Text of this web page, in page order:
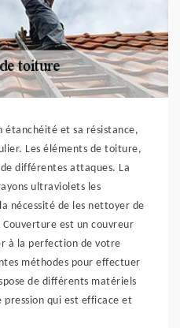
étanchéité et sa résistance,
Les éléments de toiture,
différentes attaques. La
ultraviolets les
nécessité de les nettoyer de
est un couvreur
à la perfection de votre
méthodes pour effectuer
de différents matériels
qui est efficace et